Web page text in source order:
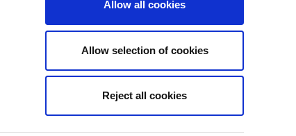
Allow all cookies
Allow selection of cookies
Reject all cookies
©Biscuit International 2023